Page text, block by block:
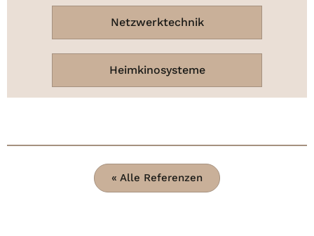
Netzwerktechnik
Heimkinosysteme
« Alle Referenzen